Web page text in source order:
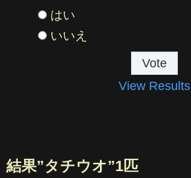
はい
いいえ
View Results
結果”タチウオ”1匹